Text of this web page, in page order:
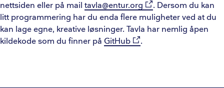
nettsiden eller på mail tavla@entur.org
. Dersom du kan
litt programmering har du enda flere muligheter ved at du
kan lage egne, kreative løsninger. Tavla har nemlig åpen
kildekode som du finner på GitHub .